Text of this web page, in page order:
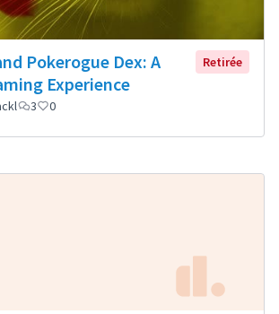
Pokerogue Dex: A
Experience
Retirée
3 0